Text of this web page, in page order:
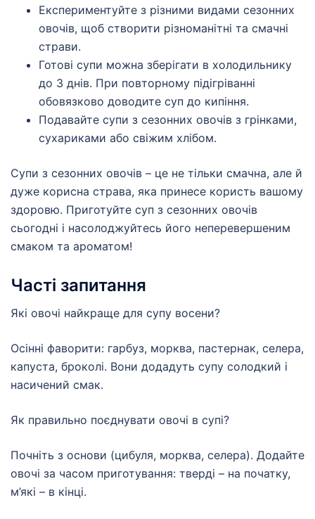
Експериментуйте з різними видами сезонних
овочів, щоб створити різноманітні та смачні
страви.
Готові супи можна зберігати в холодильнику
до 3 днів. При повторному підігріванні
обовязково доводите суп до кипіння.
Подавайте супи з сезонних овочів з грінками,
сухариками або свіжим хлібом.
Супи з сезонних овочів – це не тільки смачна, але й
дуже корисна страва, яка принесе користь вашому
здоровю. Приготуйте суп з сезонних овочів
сьогодні і насолоджуйтесь його неперевершеним
смаком та ароматом!
Часті запитання
Які овочі найкраще для супу восени?
Осінні фаворити: гарбуз, морква, пастернак, селера,
капуста, броколі. Вони додадуть супу солодкий і
насичений смак.
Як правильно поєднувати овочі в супі?
Почніть з основи (цибуля, морква, селера). Додайте
овочі за часом приготування: тверді – на початку,
м’які – в кінці.